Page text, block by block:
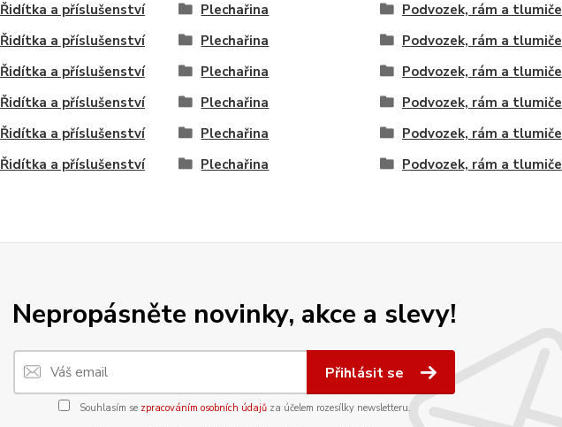
Řidítka a příslušenství
Plechařina Podvozek, rám a tlumiče
Řidítka a příslušenství
Plechařina Podvozek, rám a tlumiče
Řidítka a příslušenství
Plechařina Podvozek, rám a tlumiče
Řidítka a příslušenství
Plechařina Podvozek, rám a tlumiče
Řidítka a příslušenství
Plechařina Podvozek, rám a tlumiče
Řidítka a příslušenství
Plechařina Podvozek, rám a tlumiče
Nepropásněte novinky, akce a slevy!
Přihlásit se
Souhlasím se zpracováním osobních údajůza účelem rozesílky newsletteru.